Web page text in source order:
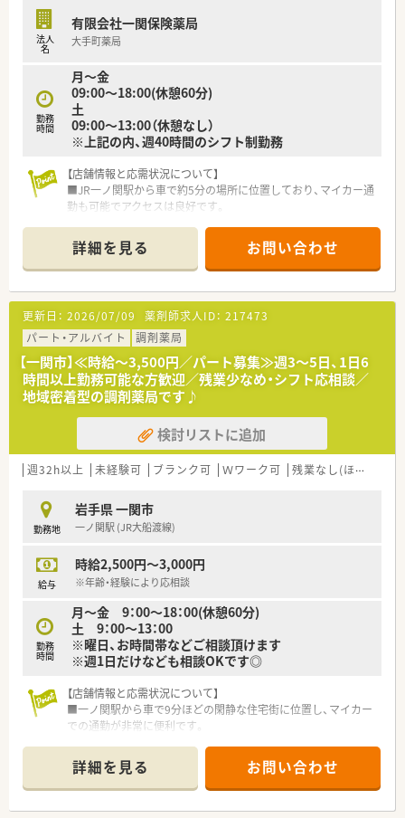
法人
名
有限会社一関保険薬局
大手町薬局
勤務
時間
月〜金
09:00〜18:00(休憩60分)
土
09:00〜13:00（休憩なし）
※上記の内、週40時間のシフト制勤務
【店舗情報と応需状況について】
■JR一ノ関駅から車で約5分の場所に位置しており、マイカー通
勤も可能でアクセスは良好です。
を1日約80枚応需しています。
■薬剤師は常勤が3名、事務スタッフが3名の計6名体制で、協力
し合いながら業務を行います。
【募集背景と求める人物像について】
■業務拡大に伴う増員募集を行っており、即戦力として活躍でき
る経験者の方を積極的に求めています。
■50代前後までの幅広い年齢層の方が対象で、これまでの調剤
経験やスキルを活かしたい方を歓迎します。
■地域の医療に貢献したいという意欲を持ち、周囲と連携してチ
ームワークを大切にできる方を歓迎します。
【法人特徴について】
■岩手県一関市を中心に3店舗を展開しており、地域に根差した
医療提供を行っている安定企業です。
のある明るい職場の雰囲気があります。
■薬剤師会や医師会との連携も強く、地域医療における薬剤師の
役割を実感しながら働ける環境です。
詳細を見る お問い合わせ
更新日： 2026/07/09 薬剤師求人ID： 217473
パート・アルバイト
調剤薬局
【一関市】≪時給～3,500円／パート募集≫週3～5日、1日6
時間以上勤務可能な方歓迎／残業少なめ・シフト応相談／
地域密着型の調剤薬局です♪
検討リストに追加
週32h以上 未経験可 ブランク可 Ｗワーク可 残業なし(ほぼなし含む)
勤務地
岩手県 一関市
一ノ関駅 (JR大船渡線)
給与
時給2,500円～3,000円
※年齢・経験により応相談
勤務
時間
月～金 9：00～18：00(休憩60分)
土 9：00～13：00
※曜日、お時間帯などご相談頂けます
※週1日だけなども相談OKです◎
【店舗情報と応需状況について】
■一ノ関駅から車で9分ほどの閑静な住宅街に位置し、マイカー
での通勤が非常に便利です。
3名体制で対応しています。
■薬剤師は常勤3名とパート1名が在籍しており、事務員も含め
チームワーク良く業務を行っています。
詳細を見る お問い合わせ